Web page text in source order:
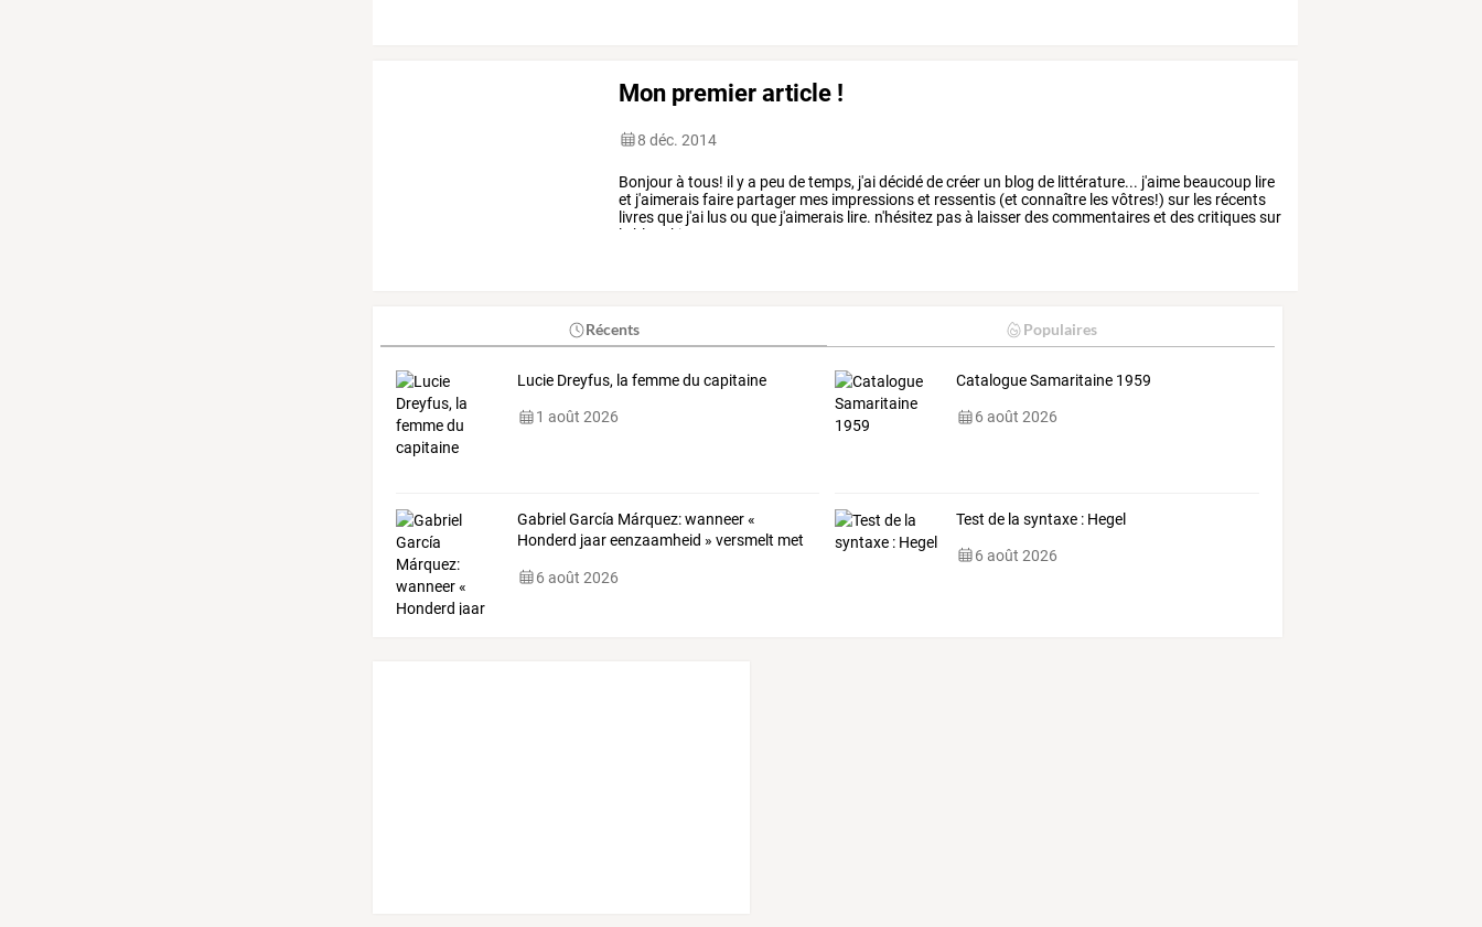
Mon premier article !
8 déc. 2014
Bonjourà tous! il ya peu detemps, j'aidécidédecréer un blog de littérature... j'aime beaucoup lire
et j'aimeraisfaire partager mes impressionset ressentis (et connaître lesvôtres!) sur les récents
livresque j'ai lusou que j'aimerais lire. n'hésitez pasà laisserdescommentaireset descritiquessur
le
blog! kiss,
Récents Populaires
Lucie Dreyfus, la femme du capitaine
1 août 2026
Catalogue Samaritaine 1959
6 août 2026
GabrielGarcía Márquez:wanneer«
Honderd jaareenzaamheid » versmelt met
6 août 2026
Test de la syntaxe : Hegel
6 août 2026